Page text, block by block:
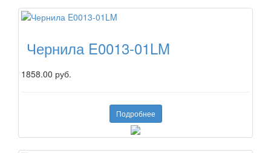
Чернила E0013-01LM
1858.00 руб.
Подробнее